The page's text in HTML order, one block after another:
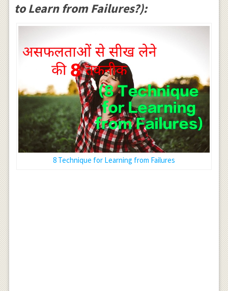
to Learn from Failures?):
8 Technique for Learning from Failures